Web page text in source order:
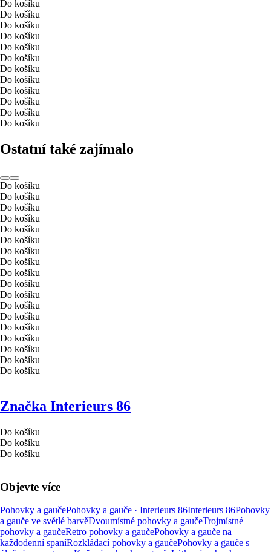
Do košíku
Do košíku
Do košíku
Do košíku
Do košíku
Do košíku
Do košíku
Do košíku
Do košíku
Do košíku
Do košíku
Do košíku
Ostatní také zajímalo
Do košíku
Do košíku
Do košíku
Do košíku
Do košíku
Do košíku
Do košíku
Do košíku
Do košíku
Do košíku
Do košíku
Do košíku
Do košíku
Do košíku
Do košíku
Do košíku
Do košíku
Do košíku
Značka Interieurs 86
Do košíku
Do košíku
Do košíku
Objevte více
Pohovky a gaučePohovky a gauče · Interieurs 86Interieurs 86Pohovky
a gauče ve světlé barvěDvoumístné pohovky a gaučeTrojmístné
pohovky a gaučeRetro pohovky a gaučePohovky a gauče na
každodenní spaníRozkládací pohovky a gaučePohovky a gauče s